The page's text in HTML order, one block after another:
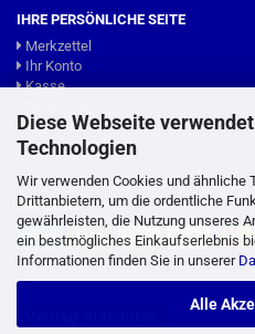
Diese Webseite
Technologien
Wir verwenden Cookies und ähnliche
Drittanbietern, um die ordentliche
gewährleisten, die Nutzung unseres
ein bestmögliches Einkaufserlebnis
Informationen finden Sie in unserer
Alle
IHRE PERSÖNLICHE SEITE
Merkzettel
Ihr Konto
Kasse
Angebote
ZAHLUNG